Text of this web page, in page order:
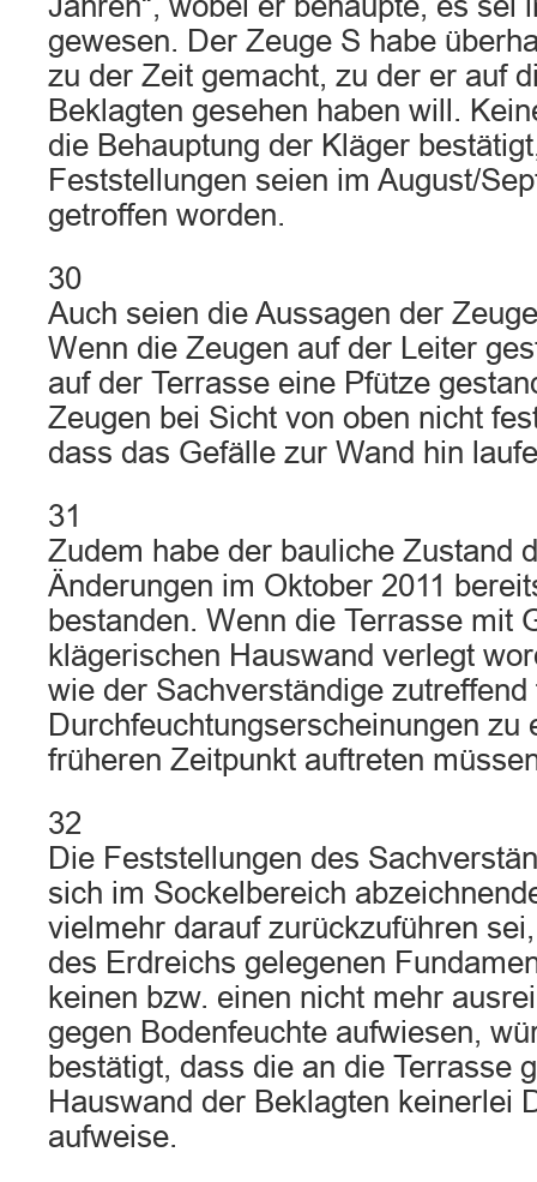
gewesen. Der Zeuge S habe
zu der Zeit gemacht, zu der er auf
Beklagten gesehen haben will.
die Behauptung der Kläger
Feststellungen seien im August/
getroffen worden.
30
Auch seien die Aussagen der
Wenn die Zeugen auf der Leiter
auf der Terrasse eine Pfütze
Zeugen bei Sicht von oben nicht
dass das Gefälle zur Wand hin
31
Zudem habe der bauliche Zustand
Änderungen im Oktober 2011
bestanden. Wenn die Terrasse mit
klägerischen Hauswand verlegt
wie der Sachverständige
Durchfeuchtungserscheinungen zu
früheren Zeitpunkt auftreten
32
Die Feststellungen des
sich im Sockelbereich
vielmehr darauf zurückzuführen
des Erdreichs gelegenen
keinen bzw. einen nicht mehr
gegen Bodenfeuchte aufwiesen,
bestätigt, dass die an die Terrasse
Hauswand der Beklagten keinerlei
aufweise.